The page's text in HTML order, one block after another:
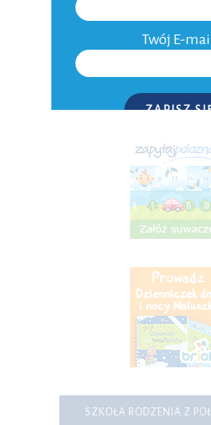
Aktualności
Do domu
SZKOŁA RODZENIA Z
Twój E-
ZAPISZ
P.S. W każdej chwili możesz